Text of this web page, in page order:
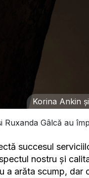
Korina Ankin
Gâlcă au
succesul
nostru și
a arăta scump, dar